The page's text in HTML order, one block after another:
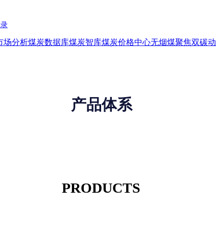
场分析煤炭数据库煤炭智库煤炭价格中心无烟煤聚焦双碳
产品体系
PRODUCTS